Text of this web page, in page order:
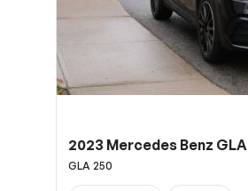
2023 Mercedes Benz GLA
GLA 250